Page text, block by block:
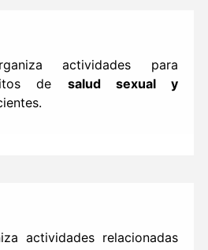
actividades para
de salud sexual y
actividades relacionadas